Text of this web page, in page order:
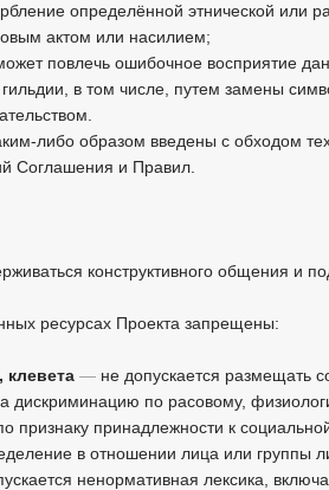
определённой этнической или
актом или насилием;
повлечь ошибочное восприятие
в том числе, путем замены
либо образом введены с обходом
Соглашения и Правил.
конструктивного общения и
ресурсах Проекта запрещены:
клевета — не допускается размещать
дискриминацию по расовому,
признаку принадлежности к
в отношении лица или группы
ненормативная лексика,